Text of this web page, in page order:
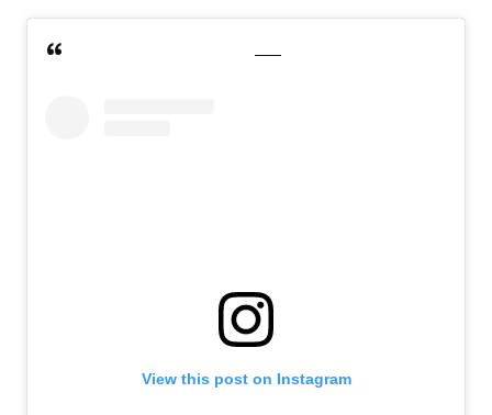
View this post on Instagram